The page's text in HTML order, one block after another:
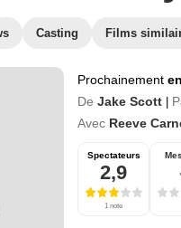
Casting Films
Prochainement
De Jake Scott
Avec Reeve
Spectateurs
2,9
1 note